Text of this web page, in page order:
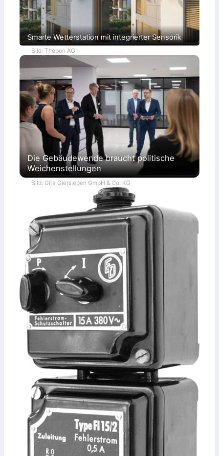
Smarte Wetterstation mit integrierter Sensorik
Bild: Theben AG
Die Gebäudewende braucht politische
Weichenstellungen
Bild: Gira Giersiepen GmbH & Co. KG